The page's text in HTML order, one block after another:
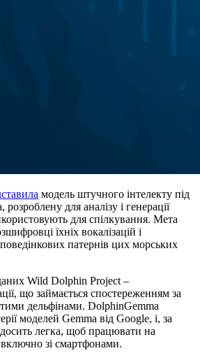
модель штучного інтелекту під
для аналізу і генерації
для спілкування. Мета
їхніх вокалізацій і
патернів цих морських
Wild Dolphin Project –
що займається спостереженням за
дельфінами. DolphinGemma
моделей Gemma від Google, і, за
легка, щоб працювати на
зі смартфонами.